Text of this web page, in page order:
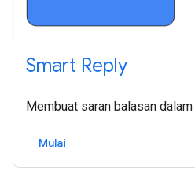
Smart Reply
Membuat saran balasan
Mulai